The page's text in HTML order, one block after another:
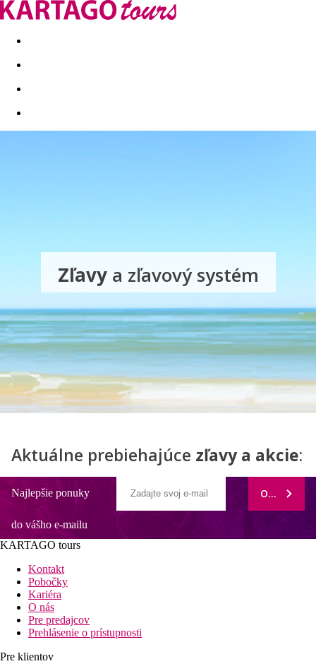
Last minute Dovolenkové kluby
Zľavya zľavový systém
Aktuálne prebiehajúce zľavy a akcie:
Najlepšie ponuky
do vášho e-mailu
ODOBERAŤ
KARTAGO tours
Kontakt
Pobočky
Kariéra
O nás
Pre predajcov
Prehlásenie o prístupnosti
Pre klientov